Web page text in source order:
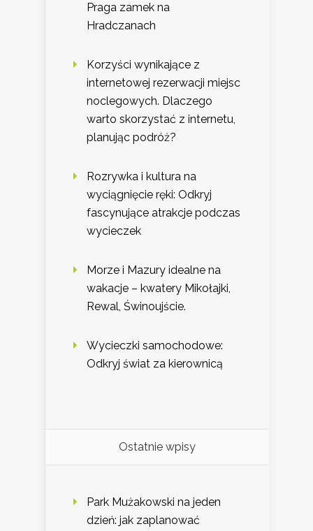
Praga zamek na
Hradczanach
Korzyści wynikające z
internetowej rezerwacji miejsc
noclegowych. Dlaczego
warto skorzystać z internetu,
planując podróż?
Rozrywka i kultura na
wyciągnięcie ręki: Odkryj
fascynujące atrakcje podczas
wycieczek
Morze i Mazury idealne na
wakacje – kwatery Mikołajki,
Rewal, Świnoujście.
Wycieczki samochodowe:
Odkryj świat za kierownicą
Ostatnie wpisy
Park Mużakowski na jeden
dzień: jak zaplanować